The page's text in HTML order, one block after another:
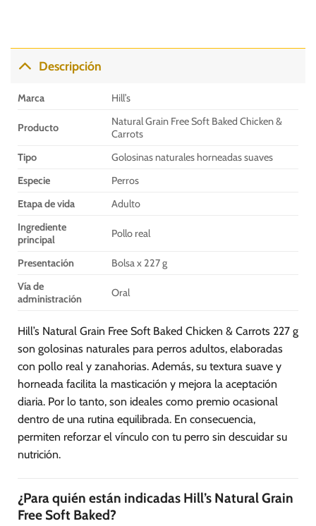
Descripción
Marca Hill’s
Producto
Natural Grain Free Soft Baked Chicken &
Carrots
Tipo
Golosinas naturales horneadas suaves
Especie
Perros
Etapa de vida
Adulto
Ingrediente
principal
Pollo real
Presentación
Bolsa x 227 g
Vía de
administración
Oral
Hill’s Natural Grain Free Soft Baked Chicken & Carrots 227 g
son golosinas naturales para perros adultos, elaboradas
con pollo real y zanahorias. Además, su textura suave y
horneada facilita la masticación y mejora la aceptación
diaria. Por lo tanto, son ideales como premio ocasional
dentro de una rutina equilibrada. En consecuencia,
permiten reforzar el vínculo con tu perro sin descuidar su
nutrición.
¿Para quién están indicadas Hill’s Natural Grain
Free Soft Baked?